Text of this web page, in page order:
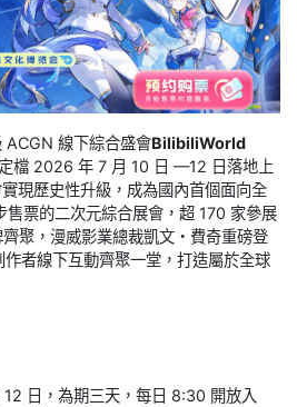
ACGN 線下綜合盛會BilibiliWorld
定檔 2026 年 7 月 10 日 —12 日落地上
現歷史性升級，成為國內首個面向全
票的二次元綜合展會，超 170 家參展
聚，漫威影業總裁凱文・費奇重磅登
者線下互動齊聚一堂，打造屬於全球
日，為期三天，每日 8:30 開放入